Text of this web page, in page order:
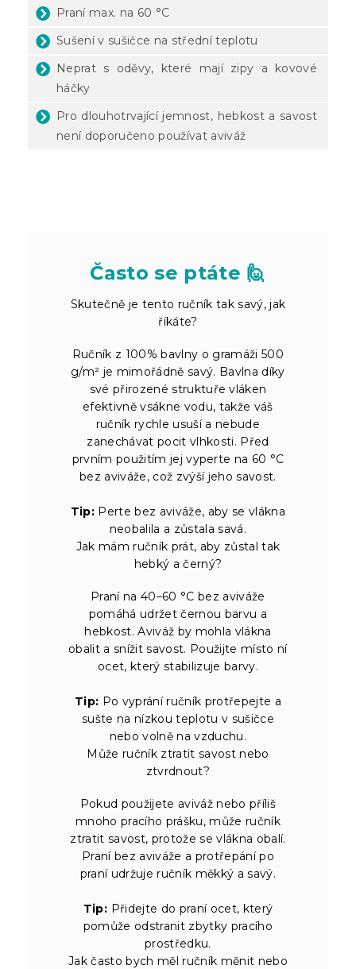
Praní max. na 60 °C
Sušení v sušičce na střední teplotu
Neprat s oděvy, které mají zipy a kovové
háčky
Pro dlouhotrvající jemnost, hebkost a savost
není doporučeno používat aviváž
Často se ptáte 🙋
Skutečně je tento ručník tak savý, jak
říkáte?
Ručník z 100% bavlny o gramáži 500
g/m² je mimořádně savý. Bavlna díky
své přirozené struktuře vláken
efektivně vsákne vodu, takže váš
ručník rychle usuší a nebude
zanechávat pocit vlhkosti. Před
prvním použitím jej vyperte na 60 °C
bez aviváže, což zvýší jeho savost.
Tip: Perte bez aviváže, aby se vlákna
neobalila a zůstala savá.
Jak mám ručník prát, aby zůstal tak
hebký a černý?
Praní na 40–60 °C bez aviváže
pomáhá udržet černou barvu a
hebkost. Aviváž by mohla vlákna
obalit a snížit savost. Použijte místo ní
ocet, který stabilizuje barvy.
Tip: Po vyprání ručník protřepejte a
sušte na nízkou teplotu v sušičce
nebo volně na vzduchu.
Může ručník ztratit savost nebo
ztvrdnout?
Pokud použijete aviváž nebo příliš
mnoho pracího prášku, může ručník
ztratit savost, protože se vlákna obalí.
Praní bez aviváže a protřepání po
praní udržuje ručník měkký a savý.
Tip: Přidejte do praní ocet, který
pomůže odstranit zbytky pracího
prostředku.
Jak často bych měl ručník měnit nebo